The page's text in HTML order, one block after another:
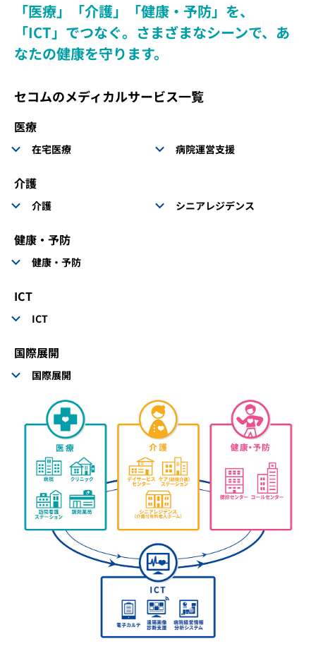
「医療」「介護」「健康・予防」を、
「ICT」でつなぐ。さまざまなシーンで、あ
なたの健康を守ります。
セコムのメディカルサービス一覧
医療
在宅医療 病院運営支援
介護
介護 シニアレジデンス
健康・予防
健康・予防
ICT
ICT
国際展開
国際展開